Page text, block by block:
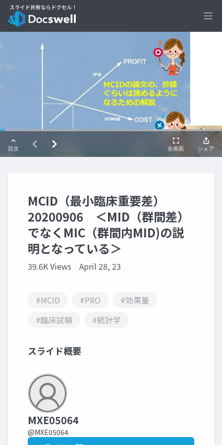
MCID（最小臨床重要差）
20200906 ＜MID（群間差）
でなくMIC（群間内MID)の説
明となっている＞
39.6K Views April 28, 23
#MCID #PRO
#効果量
#臨床試験
#統計学
スライド概要
MXE05064
@MXE05064